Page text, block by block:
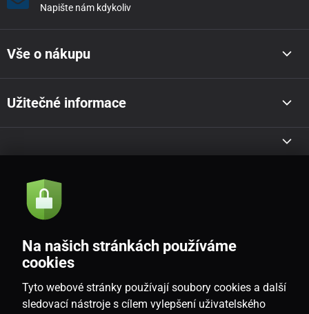
Napište nám kdykoliv
Vše o nákupu
Užitečné informace
Akce a novinky e-mailem
Souhlasím sezásadami zpracování osobních údajů
Na našich stránkách používáme
cookies
Tyto webové stránky používají soubory cookies a další
sledovací nástroje s cílem vylepšení uživatelského